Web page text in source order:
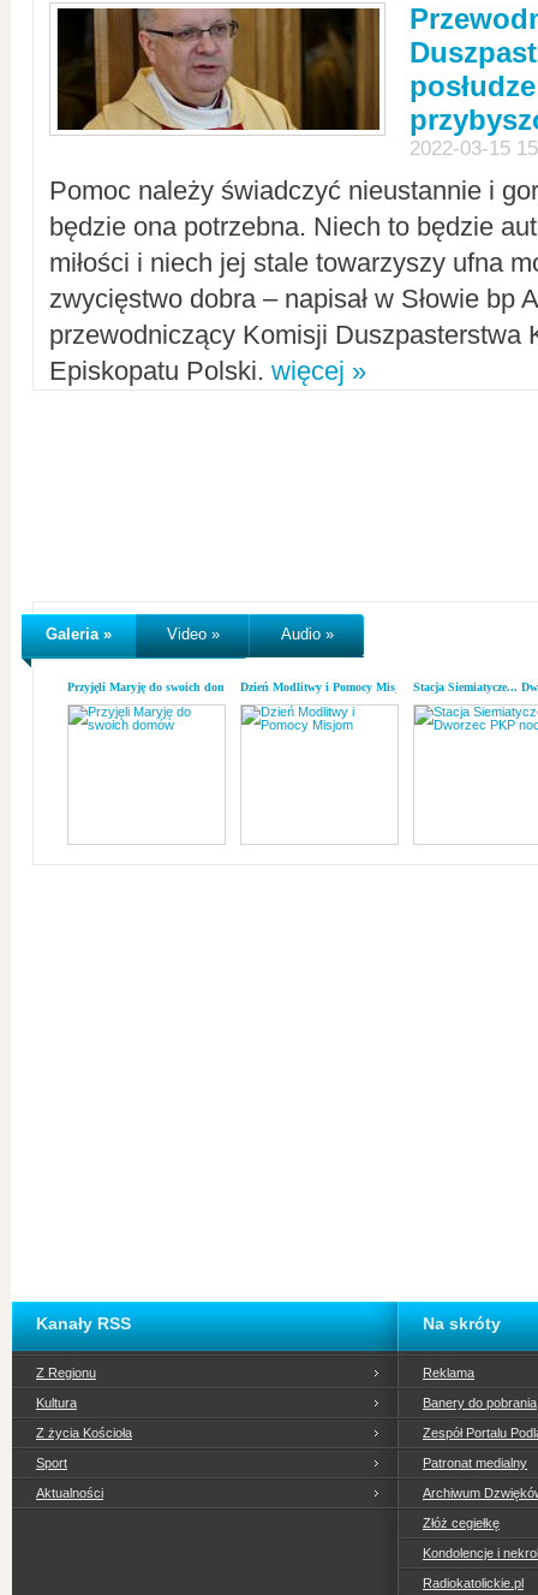
2022-03-15
Pomoc należy świadczyć nieustannie i
będzie ona potrzebna. Niech to będzie
miłości i niech jej stale towarzyszy ufna
zwycięstwo dobra – napisał w Słowie bp
przewodniczący Komisji Duszpasterstwa
Episkopatu Polski. więcej »
Galeria » Video » Audio »
Przyjęli Maryję do swoich domówDzień Modlitwy i Pomocy MisjomStacja Siemiatycze...
Kanały RSS
Z Regionu
Kultura
Z życia Kościoła
Sport
Aktualności
Na skróty
Reklama
Banery do pobrania
Zespół Portalu
Patronat medialny
Archiwum
Złóż cegiełkę
Kondolencje i
Radiokatolickie.pl